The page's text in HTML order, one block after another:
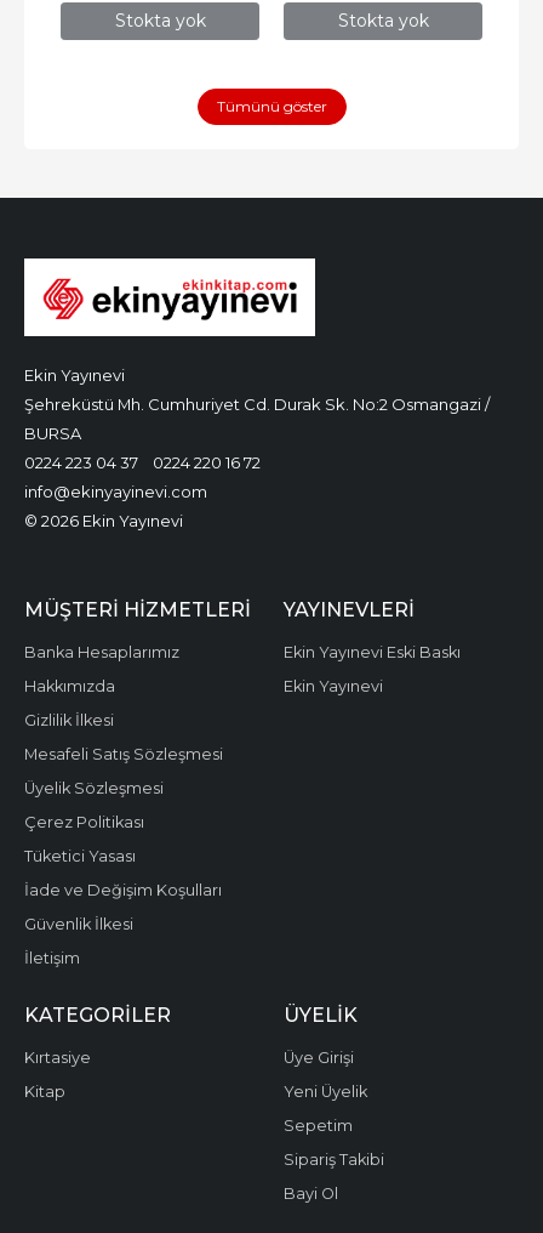
Stokta yok Stokta yok
Tümünü göster
Ekin Yayınevi
Şehreküstü Mh. Cumhuriyet Cd. Durak Sk. No:2 Osmangazi /
BURSA
0224 223 04 37
0224 220 16 72
info@ekinyayinevi.com
© 2026 Ekin Yayınevi
MÜŞTERI HIZMETLERI
Banka Hesaplarımız
Hakkımızda
Gizlilik İlkesi
Mesafeli Satış Sözleşmesi
Üyelik Sözleşmesi
Çerez Politikası
Tüketici Yasası
İade ve Değişim Koşulları
Güvenlik İlkesi
İletişim
YAYINEVLERI
Ekin Yayınevi Eski Baskı
Ekin Yayınevi
KATEGORILER
Kırtasiye
Kitap
ÜYELIK
Üye Girişi
Yeni Üyelik
Sepetim
Sipariş Takibi
Bayi Ol